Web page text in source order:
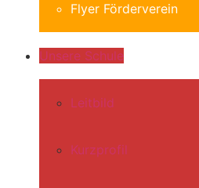
Flyer Förderverein
Unsere Schule
Leitbild
Kurzprofil